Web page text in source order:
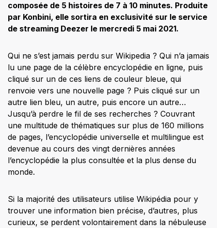
composée de 5 histoires de 7 à 10 minutes. Produite
par Konbini, elle sortira en exclusivité sur le service
de streaming Deezer le mercredi 5 mai 2021.
Qui ne s’est jamais perdu sur Wikipedia ? Qui n’a jamais
lu une page de la célèbre encyclopédie en ligne, puis
cliqué sur un de ces liens de couleur bleue, qui
renvoie vers une nouvelle page ? Puis cliqué sur un
autre lien bleu, un autre, puis encore un autre…
Jusqu’à perdre le fil de ses recherches ? Couvrant
une multitude de thématiques sur plus de 160 millions
de pages, l’encyclopédie universelle et multilingue est
devenue au cours des vingt dernières années
l’encyclopédie la plus consultée et la plus dense du
monde.
Si la majorité des utilisateurs utilise Wikipédia pour y
trouver une information bien précise, d’autres, plus
curieux, se perdent volontairement dans la nébuleuse